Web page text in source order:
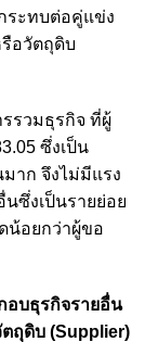
ระทบต่อคู่แข่ง
อวัตถุดิบ
รวมธุรกิจ ที่ผู้
ซึ่งเป็น
าก จึงไม่มีแรง
ซึ่งเป็นรายย่อย
น้อยกว่าผู้ขอ
อบธุรกิจรายอื่น
ถุดิบ (Supplier)